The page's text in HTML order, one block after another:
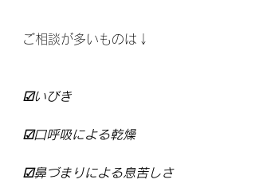
ご相談が多いものは↓
☑いびき
☑口呼吸による乾燥
☑鼻づまりによる息苦しさ